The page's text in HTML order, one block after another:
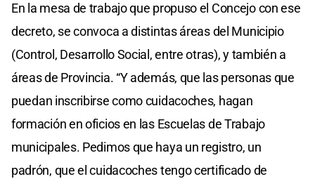
En la mesa de trabajo que propuso el Concejo con ese
decreto, se convoca a distintas áreas del Municipio
(Control, Desarrollo Social, entre otras), y también a
áreas de Provincia. “Y además, que las personas que
puedan inscribirse como cuidacoches, hagan
formación en oficios en las Escuelas de Trabajo
municipales. Pedimos que haya un registro, un
padrón, que el cuidacoches tengo certificado de